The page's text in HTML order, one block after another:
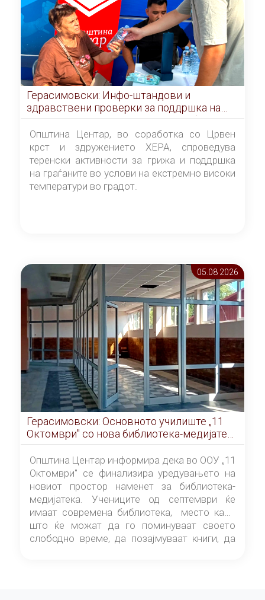
Герасимовски: Инфо-штандови и
здравствени проверки за поддршка на
граѓаните во услови на топлотен бран
Општина Центар, во соработка со Црвен
крст и здружението ХЕРА, спроведува
теренски активности за грижа и поддршка
на граѓаните во услови на екстремно високи
температури во градот.
05.08 2026
Герасимовски: Основното училиште „11
Октомври" со нова библиотека-медијатека
од септември
Општина Центар информира дека во ООУ „11
Октомври" се финализира уредувањето на
новиот простор наменет за библиотека-
медијатека. Учениците од септември ќе
имаат современа библиотека, место каде
што ќе можат да го поминуваат своето
слободно време, да позајмуваат книги, да